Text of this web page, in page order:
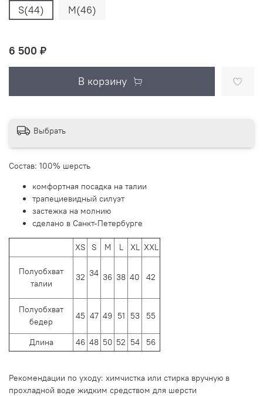
S(44)
M(46)
6 500 ₽
В корзину
Выбрать
Состав: 100% шерсть
комфортная посадка на талии
трапециевидный силуэт
застежка на молнию
сделано в Санкт-Петербурге
XS S M L XL XXL
Полуобхват
талии
32 34 36 38 40 42
Полуобхват
бедер
45 47 49 51 53 55
Длина 46 48 50 52 54 56
Рекомендации по уходу: химчистка или стирка вручную в
прохладной воде жидким средством для шерсти